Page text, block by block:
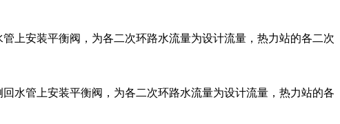
上安装平衡阀，为各二次环路水流量为设计流量，热力站的各二次
管上安装平衡阀，为各二次环路水流量为设计流量，热力站的各